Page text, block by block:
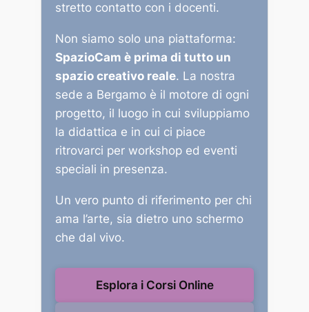
stretto contatto con i docenti.
Non siamo solo una piattaforma:
SpazioCam è prima di tutto un
spazio creativo reale. La nostra
sede a Bergamo è il motore di ogni
progetto, il luogo in cui sviluppiamo
la didattica e in cui ci piace
ritrovarci per workshop ed eventi
speciali in presenza.
Un vero punto di riferimento per chi
ama l’arte, sia dietro uno schermo
che dal vivo.
Esplora i Corsi Online